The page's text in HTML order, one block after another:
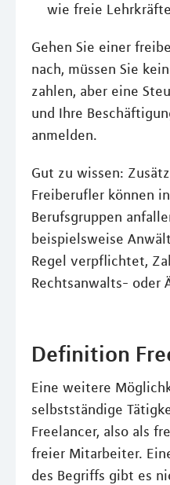
wie freie
Gehen Sie einer
nach, müssen Sie
zahlen, aber eine
und Ihre
anmelden.
Gut zu wissen:
Freiberufler können
Berufsgruppen
beispielsweise
Regel verpflichtet,
Rechtsanwalts- oder
Definition
Eine weitere
selbstständige
Freelancer, also als
freier Mitarbeiter.
des Begriffs gibt es